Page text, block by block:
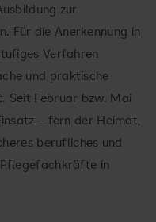
zur
Für die Anerkennung in
Verfahren
und praktische
Seit Februar bzw. Mai
– fern der Heimat,
berufliches und
in